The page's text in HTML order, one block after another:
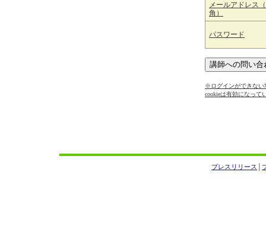
メールアドレス
角）
パスワード
※ログインができない
cookieは有効になって
プレスリリース